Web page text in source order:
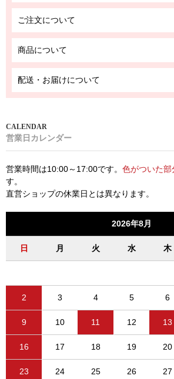
ご注文について
商品について
配送・お届けについて
営業日カレンダー
営業時間は10:00～17:00です。 色がついた部
す。
直営ショップの休業日とは異なります。
2026年8月
日 月 火 水 木
2 3 4 5 6
9 10 11 12 13
16 17 18 19 20
23 24 25 26 27